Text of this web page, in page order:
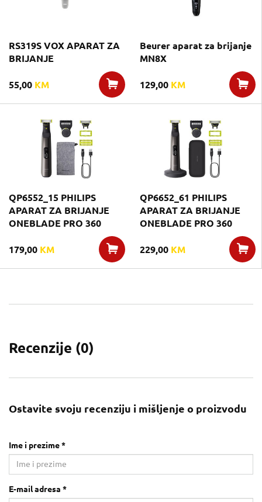
RS319S VOX APARAT ZA
BRIJANJE
55,00 KM
Beurer aparat za brijanje
MN8X
129,00 KM
QP6552_15 PHILIPS
APARAT ZA BRIJANJE
ONEBLADE PRO 360
179,00 KM
QP6652_61 PHILIPS
APARAT ZA BRIJANJE
ONEBLADE PRO 360
229,00 KM
Recenzije (0)
Ostavite svoju recenziju i mišljenje o proizvodu
Ime i prezime *
E-mail adresa *